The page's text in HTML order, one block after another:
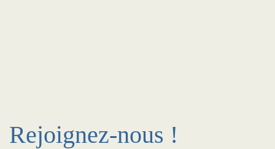
Rejoignez-nous !